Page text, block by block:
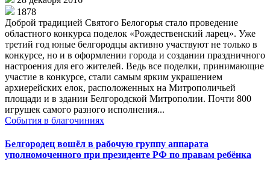
1878
Доброй традицией Святого Белогорья стало проведение
областного конкурса поделок «Рождественский ларец». Уже
третий год юные белгородцы активно участвуют не только в
конкурсе, но и в оформлении города и создании праздничного
настроения для его жителей. Ведь все поделки, принимающие
участие в конкурсе, стали самым ярким украшением
архиерейских елок, расположенных на Митрополичьей
площади и в здании Белгородской Митрополии. Почти 800
игрушек самого разного исполнения...
События в благочиниях
Белгородец вошёл в рабочую группу аппарата
уполномоченного при президенте РФ по правам ребёнка